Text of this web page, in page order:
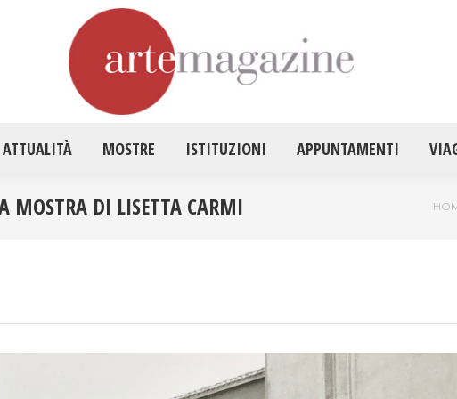
ATTUALITÀ MOSTRE ISTITUZIONI APPUNTAMENTI
MOSTRA DI LISETTA CARMI Tu
HOME